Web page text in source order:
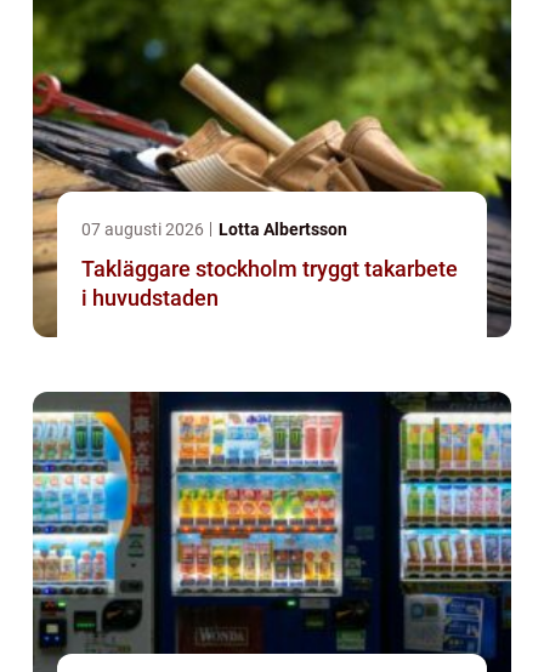
07 augusti 2026 Lotta Albertsson
Takläggare stockholm tryggt takarbete
i huvudstaden